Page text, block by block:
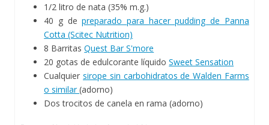
1/2 litro de nata (35% m.g.)
40 g depreparado para hacer pudding de Panna
Cotta (Scitec Nutrition)
8 BarritasQuest Bar S'more
20 gotas de edulcorante líquidoSweet Sensation
Cualquier sirope sin carbohidratos de Walden Farms
o similar(adorno)
Dos trocitos de canela en rama (adorno)